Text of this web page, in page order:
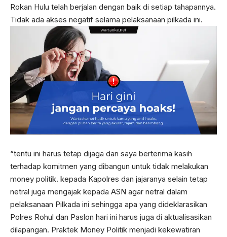
Rokan Hulu telah berjalan dengan baik di setiap tahapannya.
Tidak ada akses negatif selama pelaksanaan pilkada ini.
“tentu ini harus tetap dijaga dan saya berterima kasih
terhadap komitmen yang dibangun untuk tidak melakukan
money politik. kepada Kapolres dan jajaranya selain tetap
netral juga mengajak kepada ASN agar netral dalam
pelaksanaan Pilkada ini sehingga apa yang dideklarasikan
Polres Rohul dan Paslon hari ini harus juga di aktualisasikan
dilapangan. Praktek Money Politik menjadi kekewatiran